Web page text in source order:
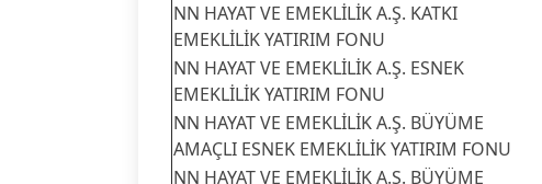
NN HAYAT VE EMEKLİLİK A.Ş. KATKI
EMEKLİLİK YATIRIM FONU
NN HAYAT VE EMEKLİLİK A.Ş. ESNEK
EMEKLİLİK YATIRIM FONU
NN HAYAT VE EMEKLİLİK A.Ş. BÜYÜME
AMAÇLI ESNEK EMEKLİLİK YATIRIM FONU
NN HAYAT VE EMEKLİLİK A.Ş. BÜYÜME